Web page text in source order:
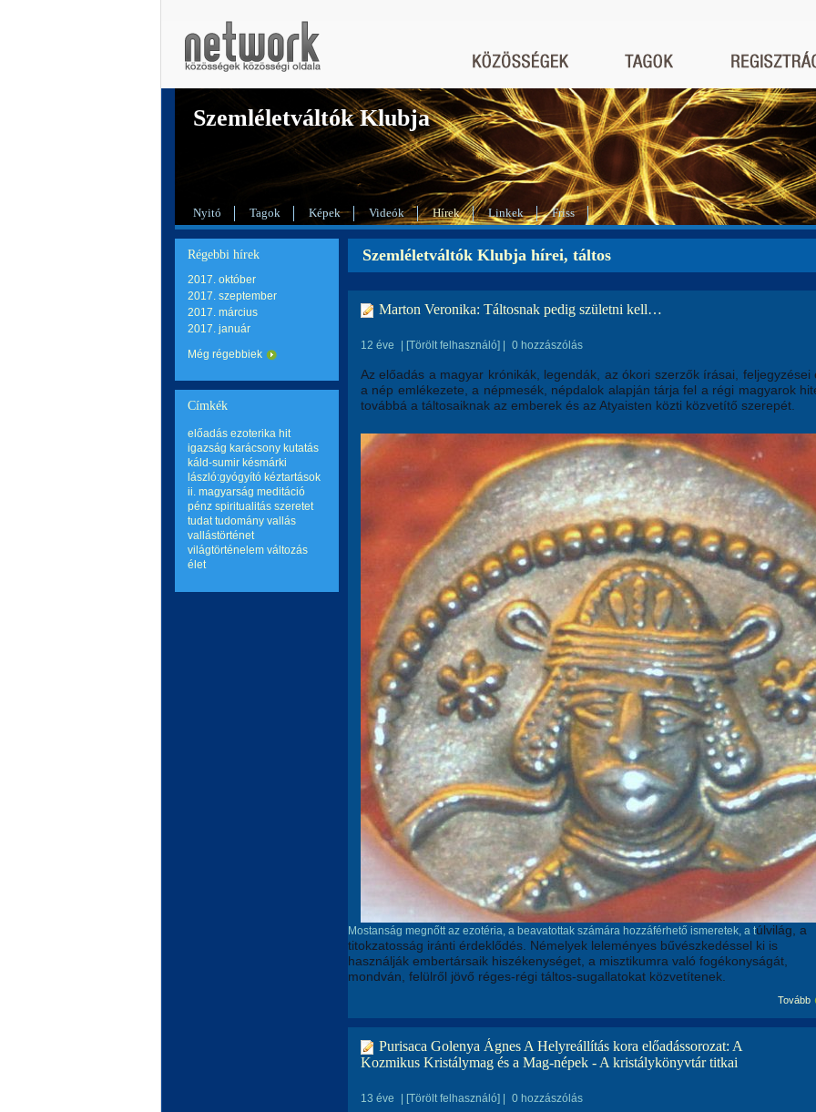
Szemléletváltók Klubja
Nyitó Tagok Képek Videók Hírek Linkek Friss
Régebbi hírek
2017. október
2017. szeptember
2017. március
2017. január
Még régebbiek
Címkék
előadás ezoterika hit
igazság karácsony kutatás
káld-sumir késmárki
lászló:gyógyító kéztartások
ii. magyarság meditáció
pénz spiritualitás szeretet
tudat tudomány vallás
vallástörténet
világtörténelem változás
élet
Szemléletváltók Klubja hírei, táltos
Marton Veronika: Táltosnak pedig születni kell…
12 éve [Törölt felhasználó] 0 hozzászólás
Az előadás a magyar krónikák, legendák, az ókori szerzők írásai, feljegyzései
a nép emlékezete, a népmesék, népdalok alapján tárja fel a régi magyarok
továbbá a táltosaiknak az emberek és az Atyaisten közti közvetítő szerepét.
Mostanság megnőtt az ezotéria, a beavatottak számára hozzáférhető ismeretek, a túlvilág, a
titokzatosság iránti érdeklődés. Némelyek leleményes bűvészkedéssel ki is
használják embertársaik hiszékenységet, a misztikumra való fogékonyságát,
mondván, felülről jövő réges-régi táltos-sugallatokat közvetítenek.
Tovább
Purisaca Golenya Ágnes A Helyreállítás kora előadássorozat: A
Kozmikus Kristálymag és a Mag-népek - A kristálykönyvtár titkai
13 éve [Törölt felhasználó] 0 hozzászólás